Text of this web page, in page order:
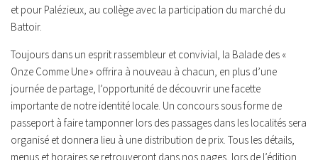
et pour Palézieux, au collège avec la participation du marché du
Battoir.
Toujours dans un esprit rassembleur et convivial, la Balade des «
Onze Comme Une » offrira à nouveau à chacun, en plus d’une
journée de partage, l’opportunité de découvrir une facette
importante de notre identité locale. Un concours sous forme de
passeport à faire tamponner lors des passages dans les localités sera
organisé et donnera lieu à une distribution de prix. Tous les détails,
menus et horaires se retrouveront dans nos pages, lors de l’édition